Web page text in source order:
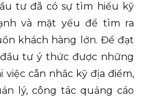
tư đã có sự tìm hiểu kỹ
và mặt yếu để tìm ra
khách hàng lớn. Để đạt
tư ý thức được những
cân nhắc kỹ địa điểm,
lý, công tác quảng cáo